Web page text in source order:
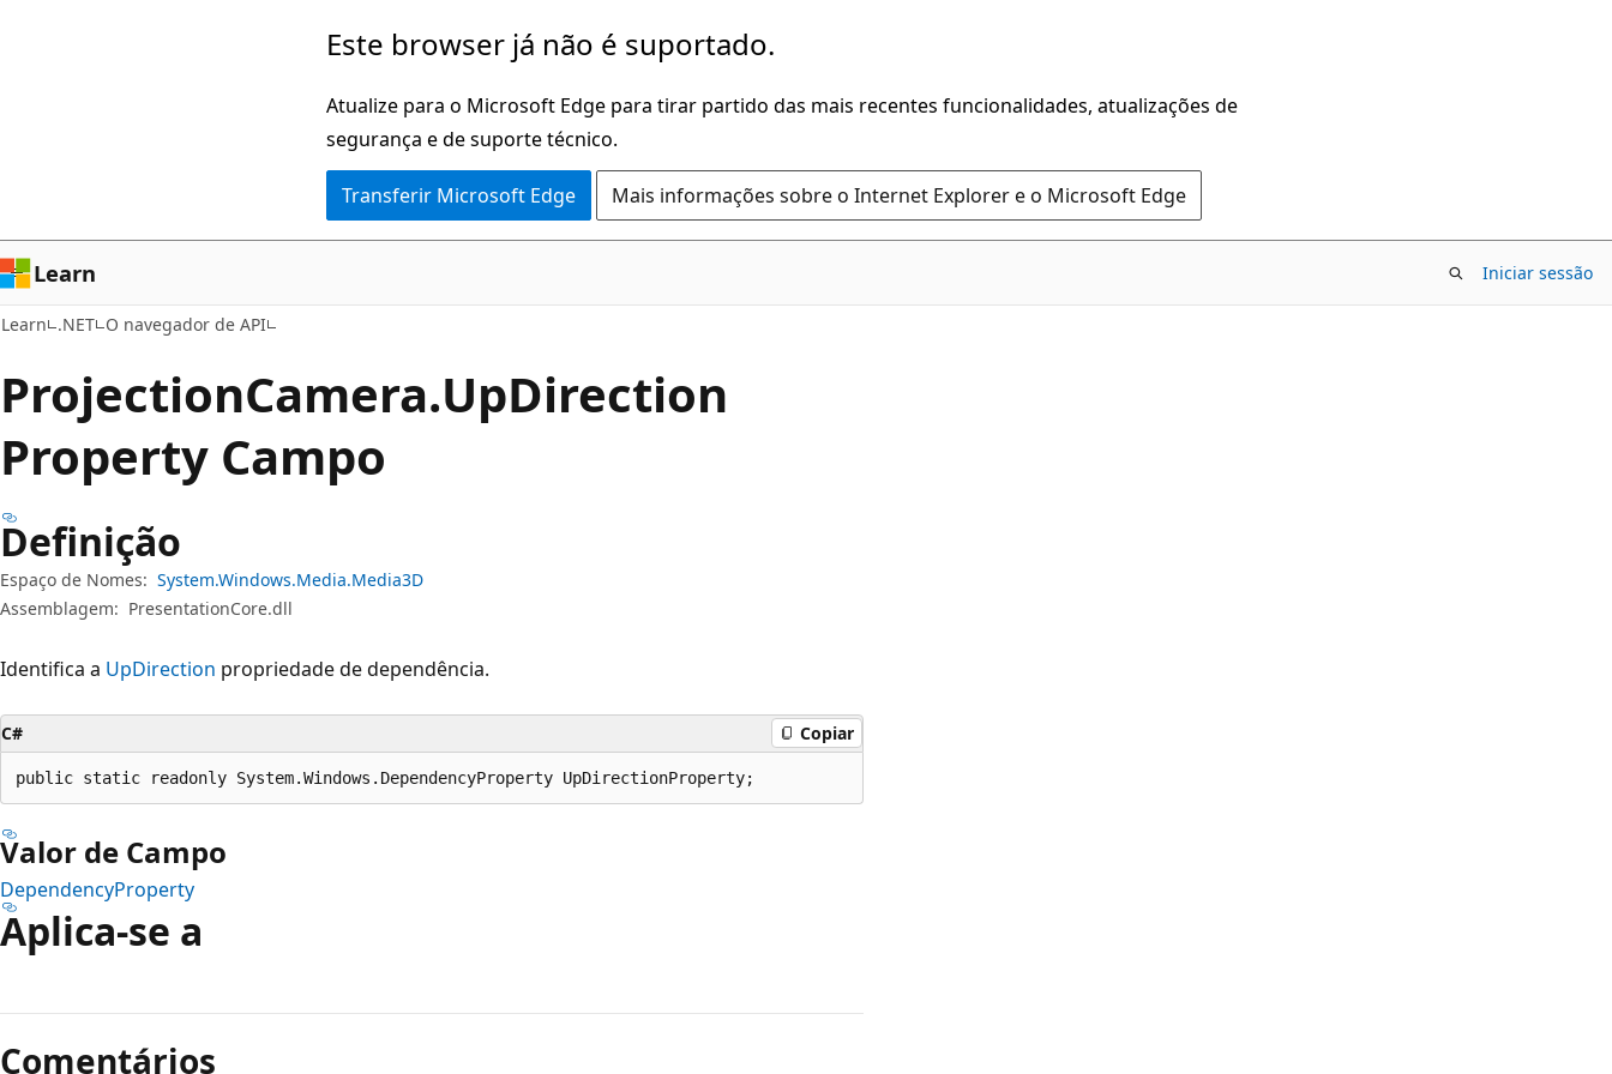
Este browser já não é suportado.
Atualize para o Microsoft Edge para tirar partido das mais recentes funcionalidades, atualizações de
segurança e de suporte técnico.
Transferir Microsoft Edge Mais informações sobre o Internet Explorer e o Microsoft Edge
Learn Iniciar sessão
Learn .NET O navegador de API
ProjectionCamera.UpDirection
Property Campo
Definição
Espaço de Nomes: System.Windows.Media.Media3D
Assemblagem: PresentationCore.dll
Identifica a UpDirection propriedade de dependência.
C# Copiar
public static readonly System.Windows.DependencyProperty UpDirectionProperty;
Valor de Campo
DependencyProperty
Aplica-se a
de
leitura
Comentários